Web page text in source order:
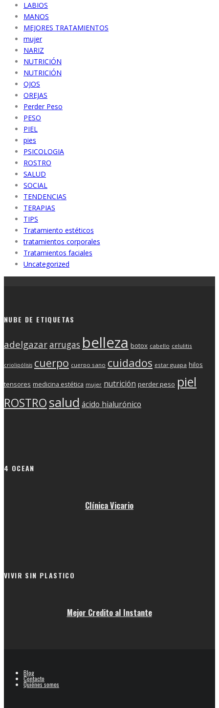
LABIOS
MANOS
MEJORES TRATAMIENTOS
mujer
NARIZ
NUTRICIÓN
NUTRICIÓN
OJOS
OREJAS
Perder Peso
PESO
PIEL
pies
PSICOLOGIA
ROSTRO
SALUD
SOCIAL
TENDENCIAS
TERAPIAS
TIPS
Tratamiento estéticos
tratamientos corporales
Tratamientos faciales
Uncategorized
NUBE DE ETIQUETAS
adelgazararrugas belleza botox cabello celulitis
criolipólisis cuerpo cuerpo sano cuidados estar guapa hilos
tensores medicina estética mujer nutrición perder peso piel
ROSTROsalud ácido hialurónico
4 OCEAN
Clínica Vicario
VIVIR SIN PLASTICO
Mejor Credito al Instante
Blog
Contacto
Quiénes somos